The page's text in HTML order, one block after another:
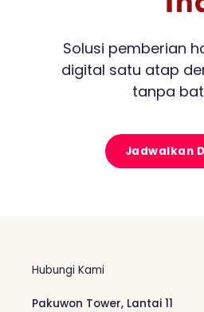
Solusi pemberian
digital satu atap
tanpa
Jadwalkan
Hubungi Kami
Pakuwon Tower, Lantai 11